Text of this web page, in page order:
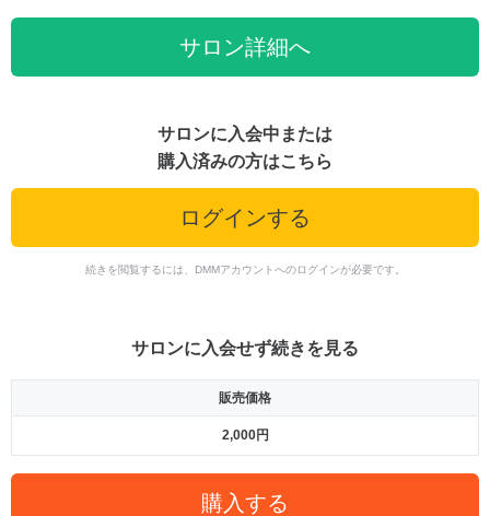
サロン詳細へ
サロンに入会中または
購入済みの方はこちら
ログインする
続きを閲覧するには、DMMアカウントへのログインが必要です。
サロンに入会せず続きを見る
販売価格
2,000円
購入する